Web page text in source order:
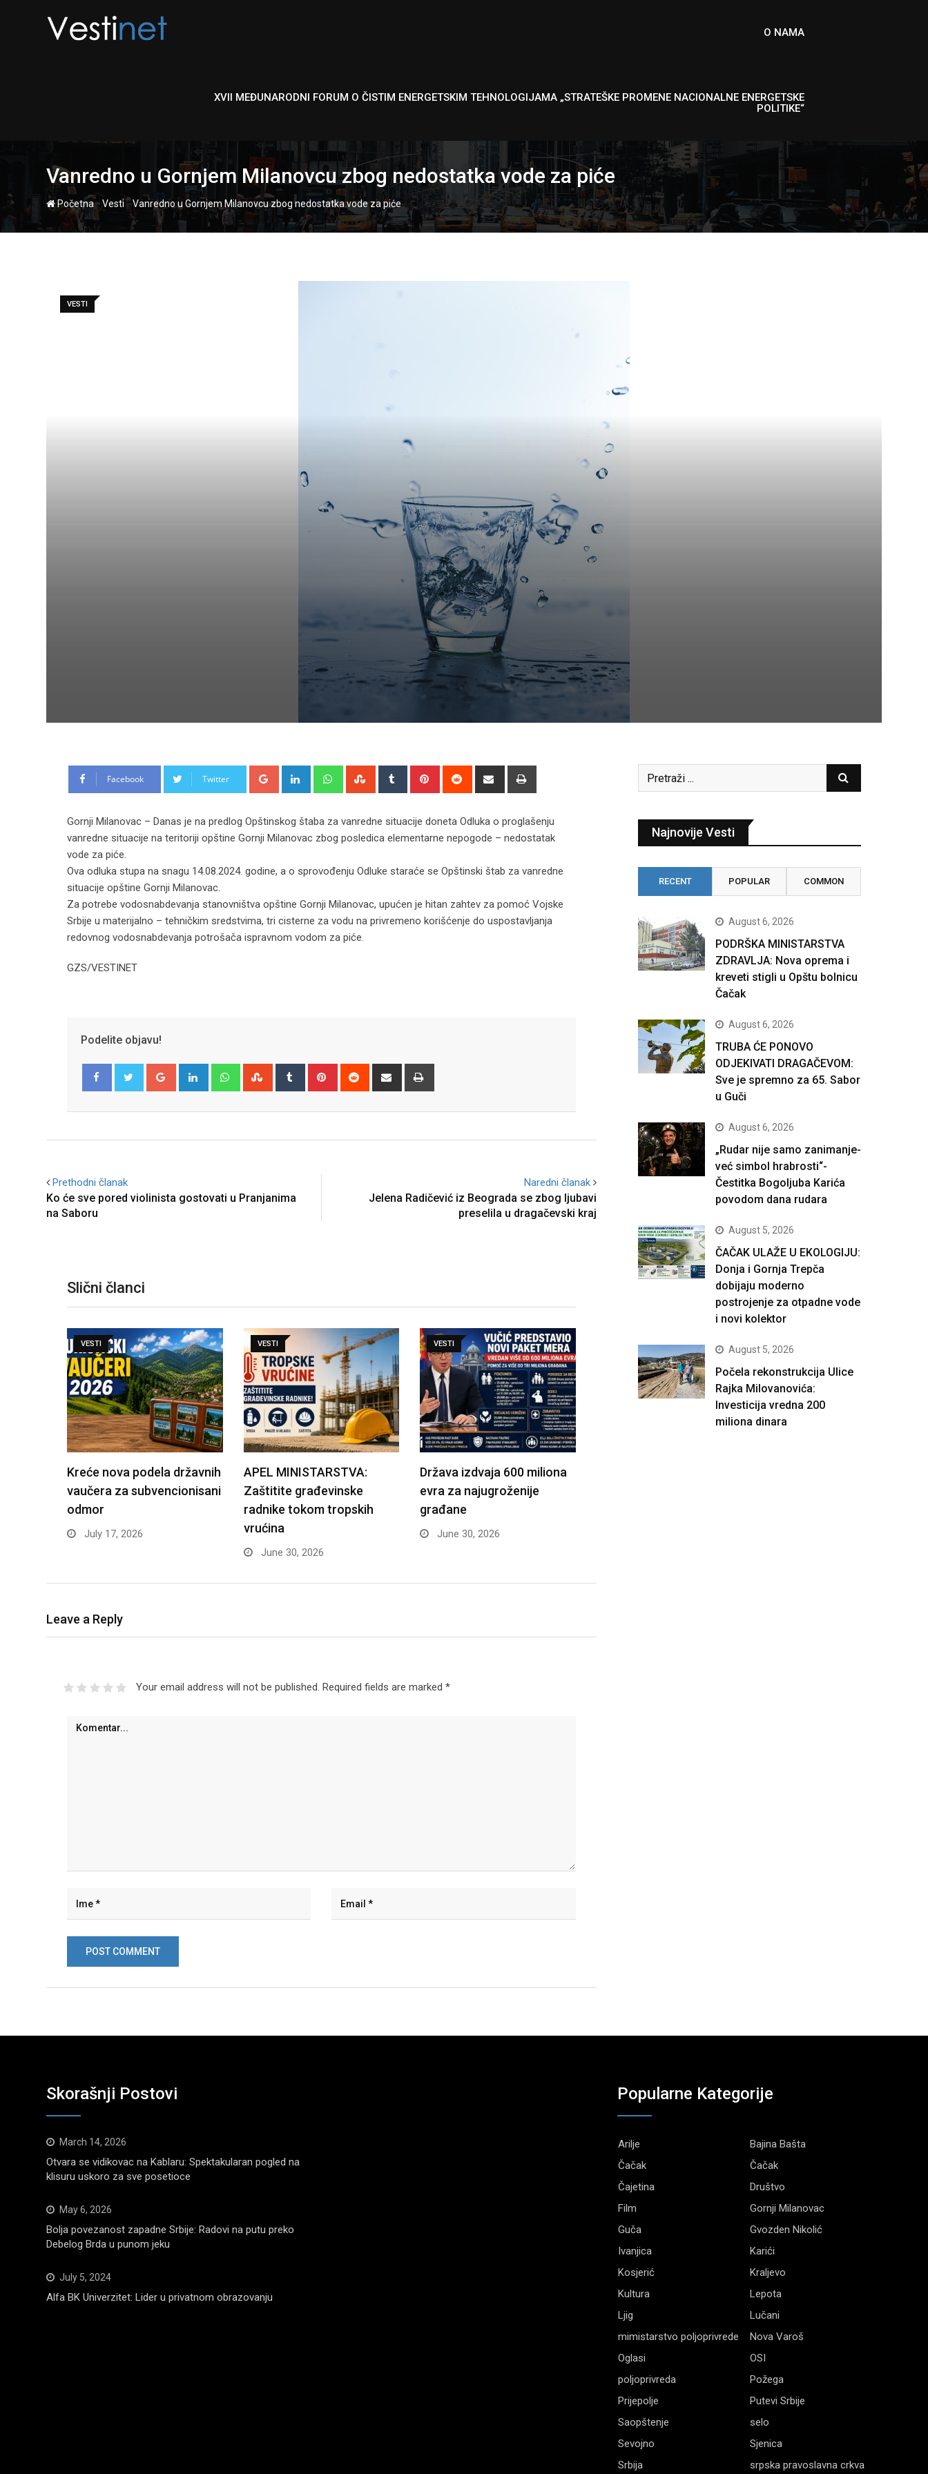
O NAMA
XVII MEĐUNARODNI FORUM O ČISTIM ENERGETSKIM TEHNOLOGIJAMA „STRATEŠKE PROMENE NACIONALNE ENERGETSKE
POLITIKE“
Vanredno u Gornjem Milanovcu zbog nedostatka vode za piće
Početna-Vesti-Vanredno u Gornjem Milanovcu zbog nedostatka vode za piće
VESTI
Facebook Twitter Google+ LinkedIn WhatsappStumbleUpon
Tumblr Pinterest Reddit
Share
Gornji Milanovac – Danas je na predlog Opštinskog štaba za vanredne situacije doneta Odluka o proglašenju
vanredne situacije na teritoriji opštine Gornji Milanovac zbog posledica elementarne nepogode – nedostatak
vode za piće.
Ova odluka stupa na snagu 14.08.2024. godine, a o sprovođenju Odluke staraće se Opštinski štab za vanredne
situacije opštine Gornji Milanovac.
Za potrebe vodosnabdevanja stanovništva opštine Gornji Milanovac, upućen je hitan zahtev za pomoć Vojske
Srbije u materijalno – tehničkim sredstvima, tri cisterne za vodu na privremeno korišćenje do uspostavljanja
redovnog vodosnabdevanja potrošača ispravnom vodom za piće.
GZS/VESTINET
Podelite objavu!
Google+ LinkedIn WhatsappStumbleUpon
Tumblr Pinterest Reddit
Share
Prethodni članak
Ko će sve pored violinista gostovati u Pranjanima
na Saboru
Naredni članak
Jelena Radičević iz Beograda se zbog ljubavi
preselila u dragačevski kraj
Slični članci
VESTI
Kreće nova podela državnih
vaučera za subvencionisani
odmor
July 17, 2026
VESTI
APEL MINISTARSTVA:
Zaštitite građevinske
radnike tokom tropskih
vrućina
June 30, 2026
VESTI
Država izdvaja 600 miliona
evra za najugroženije
građane
June 30, 2026
Leave a Reply
Your email address will not be published. Required fields are marked *
Najnovije Vesti
RECENT POPULAR COMMON
August 6, 2026
PODRŠKA MINISTARSTVA
ZDRAVLJA: Nova oprema i
kreveti stigli u Opštu bolnicu
Čačak
August 6, 2026
TRUBA ĆE PONOVO
ODJEKIVATI DRAGAČEVOM:
Sve je spremno za 65. Sabor
u Guči
August 6, 2026
„Rudar nije samo zanimanje-
već simbol hrabrosti“-
Čestitka Bogoljuba Karića
povodom dana rudara
August 5, 2026
ČAČAK ULAŽE U EKOLOGIJU:
Donja i Gornja Trepča
dobijaju moderno
postrojenje za otpadne vode
i novi kolektor
August 5, 2026
Počela rekonstrukcija Ulice
Rajka Milovanovića:
Investicija vredna 200
miliona dinara
Skorašnji Postovi
March 14, 2026
Otvara se vidikovac na Kablaru: Spektakularan pogled na
klisuru uskoro za sve posetioce
May 6, 2026
Bolja povezanost zapadne Srbije: Radovi na putu preko
Debelog Brda u punom jeku
July 5, 2024
Alfa BK Univerzitet: Lider u privatnom obrazovanju
Popularne Kategorije
Arilje
Bajina Bašta
Čačak
Čačak
Čajetina
Društvo
Film
Gornji Milanovac
Guča
Gvozden Nikolić
Ivanjica
Karići
Kosjerić
Kraljevo
Kultura
Lepota
Ljig
Lučani
mimistarstvo poljoprivrede
Nova Varoš
Oglasi
OSI
poljoprivreda
Požega
Prijepolje
Putevi Srbije
Saopštenje
selo
Sevojno
Sjenica
Srbija
srpska pravoslavna crkva